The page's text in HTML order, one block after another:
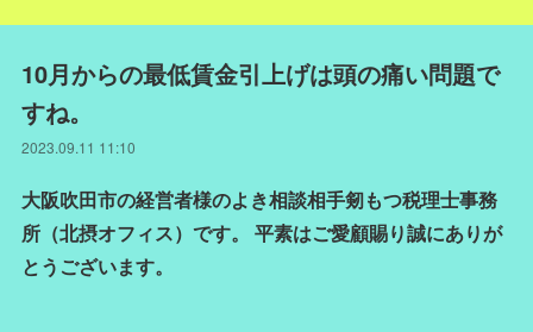
10月からの最低賃金引上げは頭の痛い問題で
すね。
2023.09.11 11:10
大阪吹田市の経営者様のよき相談相手剱もつ税理士事務
所（北摂オフィス）です。 平素はご愛顧賜り誠にありが
とうございます。